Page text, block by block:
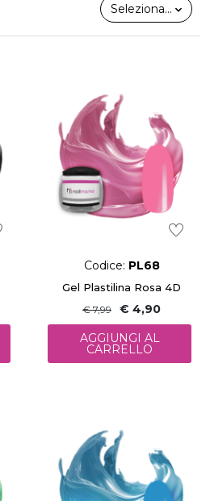
Seleziona...
Codice: PL68
Gel Plastilina Rosa 4D
€ 7,99
€ 4,90
AGGIUNGI AL
CARRELLO